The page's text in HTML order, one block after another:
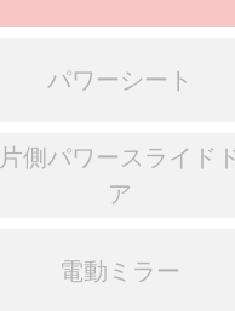
パワーシート
片側パワースライド
ア
電動ミラー